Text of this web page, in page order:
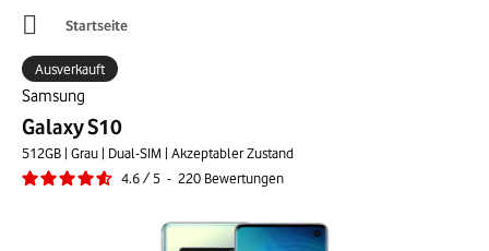
Startseite
Samsung
Galaxy S10
512GB | Grau | Dual-SIM | Akzeptabler Zustand
4.6/5 - 220 Bewertungen
Ausverkauft